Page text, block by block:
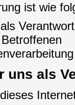
ist wie
uns als